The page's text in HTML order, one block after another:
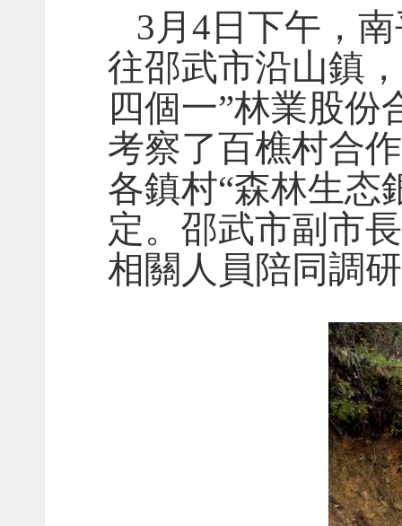
3月4日下午，
往邵武市沿山鎮
四個一”林業股
考察了百樵村合
各鎮村“森林生态
定。邵武市副市
相關人員陪同調